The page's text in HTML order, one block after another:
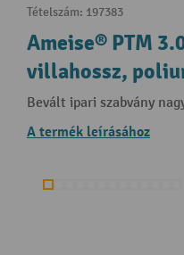
Tételszám: 197383
Ameise® PTM
villahossz,
Bevált ipari szabvány
A termék leírásához